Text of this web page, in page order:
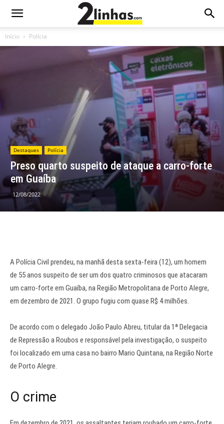
Início Polícia
Destaques Polícia
Preso quarto suspeito de ataque a carro-forte
em Guaíba
12/08/2022
A Polícia Civil prendeu, na manhã desta sexta-feira (12), um homem
de 55 anos suspeito de ser um dos quatro criminosos que atacaram
um carro-forte em Guaíba, na Região Metropolitana de Porto Alegre,
em dezembro de 2021. O grupo fugiu com quase R$ 4 milhões.
De acordo com o delegado João Paulo Abreu, titular da 1ª Delegacia
de Repressão a Roubos e responsável pela investigação, o suspeito
foi localizado em uma casa no bairro Mario Quintana, na Região Norte
de Porto Alegre.
O crime